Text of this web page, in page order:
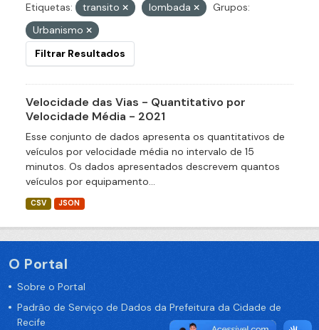
Etiquetas: transito lombada
Grupos:
Urbanismo
Filtrar Resultados
Velocidade das Vias - Quantitativo por
Velocidade Média - 2021
Esse conjunto de dados apresenta os quantitativos de
veículos por velocidade média no intervalo de 15
minutos. Os dados apresentados descrevem quantos
veículos por equipamento...
CSV JSON
O Portal
Sobre o Portal
Padrão de Serviço de Dados da Prefeitura da Cidade de
Recife